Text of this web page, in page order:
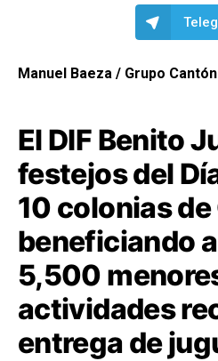
Manuel Baeza / Grupo Cantón
El DIF Benito
festejos del
10 colonias
beneficiando
5,500
actividades
entrega de